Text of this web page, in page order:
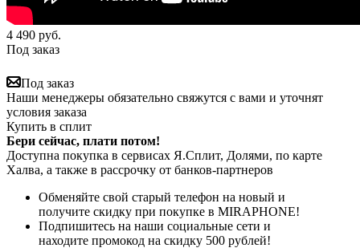
4 490 руб.
Под заказ
Под заказ
Наши менеджеры обязательно свяжутся с вами и уточнят
условия заказа
Купить в сплит
Бери сейчас, плати потом!
Доступна покупка в сервисах Я.Сплит, Долями, по карте
Халва, а также в рассрочку от банков-партнеров
Обменяйте свой старый телефон на новый и
получите скидку при покупке в MIRAPHONE!
Подпишитесь на наши социальные сети и
находите промокод на скидку 500 рублей!